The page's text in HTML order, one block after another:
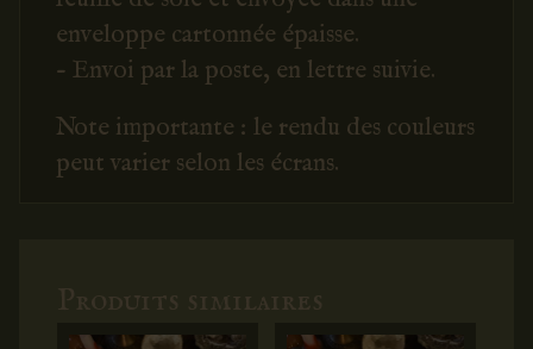
enveloppe cartonnée épaisse.
- Envoi par la poste, en lettre suivie.
Note importante : le rendu des couleurs
peut varier selon les écrans.